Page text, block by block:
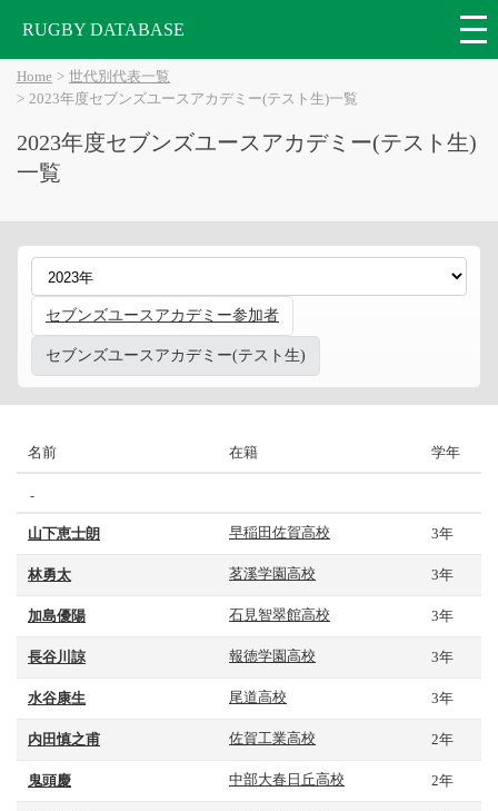
RUGBY DATABASE
Home
世代別代表一覧
2023年度セブンズユースアカデミー(テスト生)一覧
2023年度セブンズユースアカデミー(テスト生)
一覧
セブンズユースアカデミー参加者
セブンズユースアカデミー(テスト生)
名前 在籍 学年
-
山下恵士朗 早稲田佐賀高校 3年
林勇太 茗溪学園高校 3年
加島優陽 石見智翠館高校 3年
長谷川諒 報徳学園高校 3年
水谷康生 尾道高校 3年
内田慎之甫 佐賀工業高校 2年
鬼頭慶 中部大春日丘高校 2年